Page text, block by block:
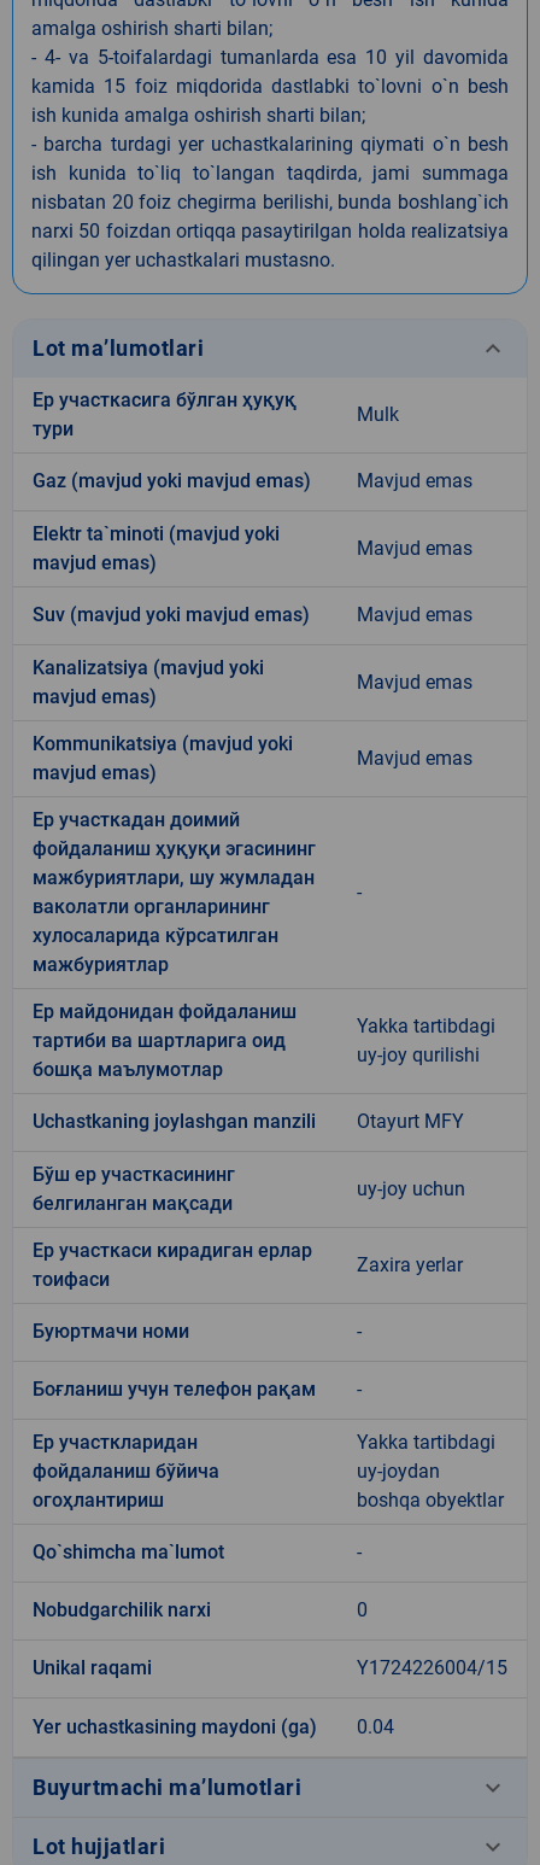
amalga oshirish sharti bilan;
- 4- va 5-toifalardagi tumanlarda esa 10 yil davomida
kamida 15 foiz miqdorida dastlabki to`lovni o`n besh
ish kunida amalga oshirish sharti bilan;
- barcha turdagi yer uchastkalarining qiymati o`n besh
ish kunida to`liq to`langan taqdirda, jami summaga
nisbatan 20 foiz chegirma berilishi, bunda boshlang`ich
narxi 50 foizdan ortiqqa pasaytirilgan holda realizatsiya
qilingan yer uchastkalari mustasno.
Lot ma’lumotlari keyboard_arrow_down
Ер участкасига бўлган ҳуқуқ
тури
Mulk
Gaz (mavjud yoki mavjud emas) Mavjud emas
Elektr ta`minoti (mavjud yoki
mavjud emas)
Mavjud emas
Suv (mavjud yoki mavjud emas) Mavjud emas
Kanalizatsiya (mavjud yoki
mavjud emas)
Mavjud emas
Kommunikatsiya (mavjud yoki
mavjud emas)
Mavjud emas
Ер участкадан доимий
фойдаланиш ҳуқуқи эгасининг
мажбуриятлари, шу жумладан
ваколатли органларининг
хулосаларида кўрсатилган
мажбуриятлар
-
Ер майдонидан фойдаланиш
тартиби ва шартларига оид
бошқа маълумотлар
Yakka tartibdagi
uy-joy qurilishi
Uchastkaning joylashgan manzili Otayurt MFY
Бўш ер участкасининг
белгиланган мақсади
uy-joy uchun
Ер участкаси кирадиган ерлар
тоифаси
Zaxira yerlar
Буюртмачи номи -
Боғланиш учун телефон рақам -
Ер участкларидан
фойдаланиш бўйича
огоҳлантириш
Yakka tartibdagi
uy-joydan
boshqa obyektlar
Qo`shimcha ma`lumot -
Nobudgarchilik narxi 0
Unikal raqami Y1724226004/15
Yer uchastkasining maydoni (ga) 0.04
Buyurtmachi ma’lumotlari keyboard_arrow_down
Lot hujjatlari keyboard_arrow_down